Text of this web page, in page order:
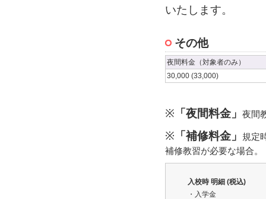
いたします。
その他
夜間料金（対象者のみ）
30,000 (33,000)
※ 「夜間料金」 夜間
※ 「補修料金」
規定
補修教習が必要な場合。
入校時 明細 (税込)
・入学金